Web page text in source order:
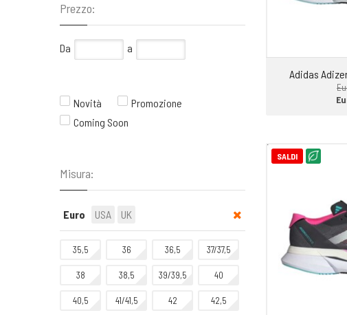
Prezzo:
Da a
Novità
Promozione
Coming Soon
Misura:
Euro USA UK
35,5 36 36,5 37/37,5
38 38,5 39/39,5 40
40,5 41/41,5 42 42,5
Adidas
SALDI